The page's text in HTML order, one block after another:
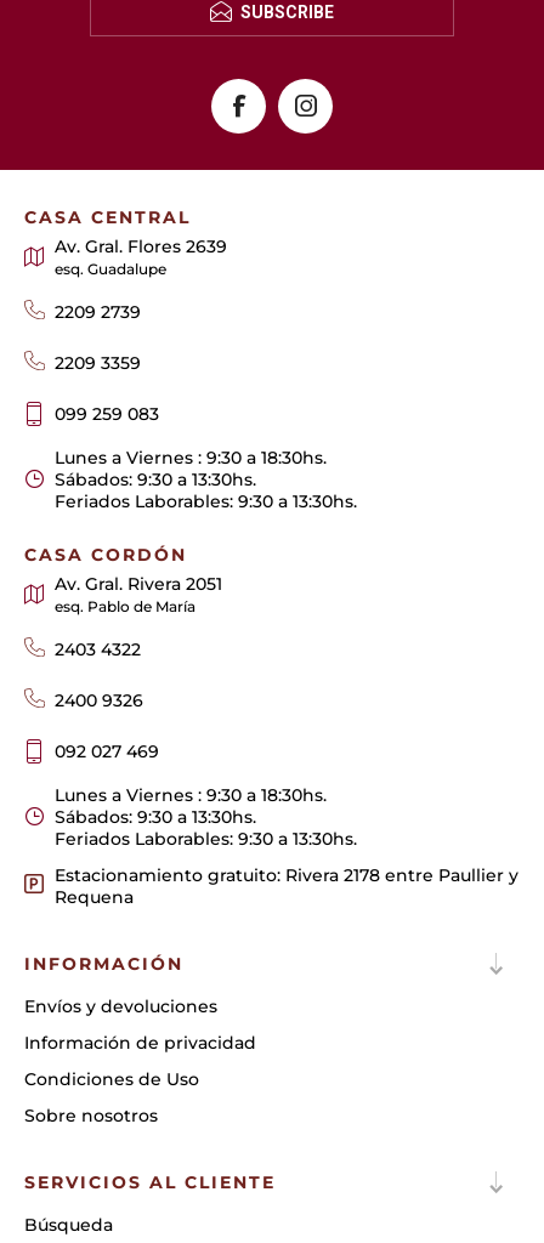
SUBSCRIBE
CASA CENTRAL
Av. Gral. Flores 2639
esq. Guadalupe
2209 2739
2209 3359
099 259 083
Lunes a Viernes : 9:30 a 18:30hs.
Sábados: 9:30 a 13:30hs.
Feriados Laborables: 9:30 a 13:30hs.
CASA CORDÓN
Av. Gral. Rivera 2051
esq. Pablo de María
2403 4322
2400 9326
092 027 469
Lunes a Viernes : 9:30 a 18:30hs.
Sábados: 9:30 a 13:30hs.
Feriados Laborables: 9:30 a 13:30hs.
Estacionamiento gratuito: Rivera 2178 entre Paullier y
Requena
INFORMACIÓN
Envíos y devoluciones
Información de privacidad
Condiciones de Uso
Sobre nosotros
SERVICIOS AL CLIENTE
Búsqueda